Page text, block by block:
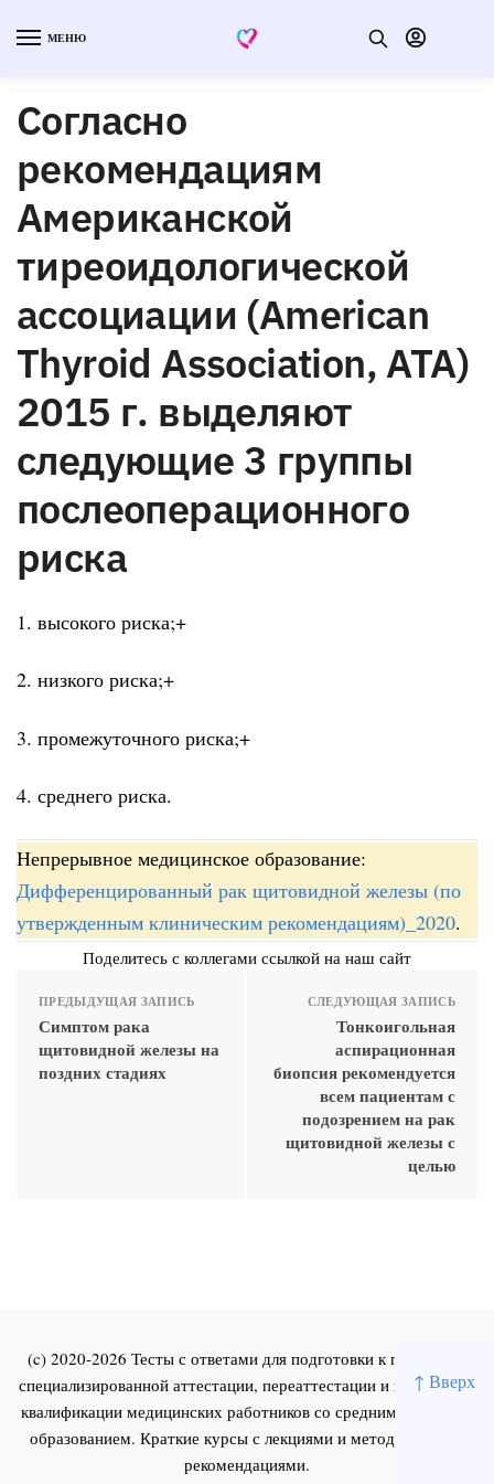
↑ Вверх
МЕНЮ
Согласно
рекомендациям
Американской
тиреоидологической
ассоциации (American
Thyroid Association, АТА)
2015 г. выделяют
следующие 3 группы
послеоперационного
риска
1. высокого риска;+
2. низкого риска;+
3. промежуточного риска;+
4. среднего риска.
Непрерывное медицинское образование:
Дифференцированный рак щитовидной железы (по
утвержденным клиническим рекомендациям)_2020.
Поделитесь с коллегами ссылкой на наш сайт
ПРЕДЫДУЩАЯ ЗАПИСЬ
Симптом рака
щитовидной железы на
поздних стадиях
СЛЕДУЮЩАЯ ЗАПИСЬ
Тонкоигольная
аспирационная
биопсия рекомендуется
всем пациентам с
подозрением на рак
щитовидной железы с
целью
(c) 2020-2026 Тесты с ответами для подготовки к первичной
специализированной аттестации, переаттестации и повышения
квалификации медицинских работников со средним и высшим
образованием. Краткие курсы с лекциями и методическими
рекомендациями.